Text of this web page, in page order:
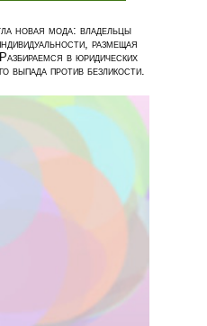
новая мода: владельцы
размещая
в юридических
выпада против безликости.